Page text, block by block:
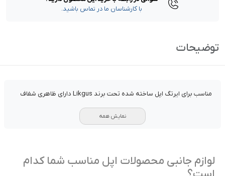
با کارشناسان ما در تماس باشید.
توضیحات
مناسب برای ایرتگ اپل ساخته شده تحت برند Likgus دارای ظاهری شفاف
نمایش همه
لوازم جانبی محصولات اپل مناسب شما کدام